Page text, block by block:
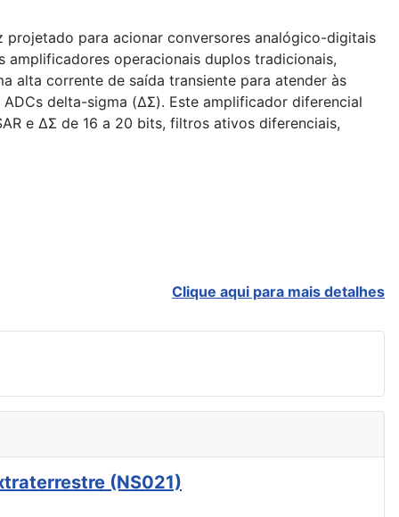
para acionar conversores analógico-digitais
amplificadores operacionais duplos tradicionais,
alta corrente de saída transiente para atender às
delta-sigma (ΔΣ). Este amplificador diferencial
e ΔΣ de 16 a 20 bits, filtros ativos diferenciais,
Clique aqui para mais detalhes
(NS021)